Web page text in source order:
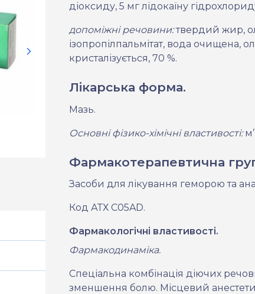
діоксиду, 5 мг лідокаїну
допоміжні речовини:твердий жир,
ізопропілпальмітат, вода очищена,
кристалізується, 70 %.
Лікарська форма.
Мазь.
Основні фізико-хімічні властивості:
Фармакотерапевтична
Засоби для лікування геморою та
Код АТХC05AD.
Фармакологічні властивості.
Фармакодинаміка.
Спеціальна комбінація діючих
зменшення болю. Місцевий